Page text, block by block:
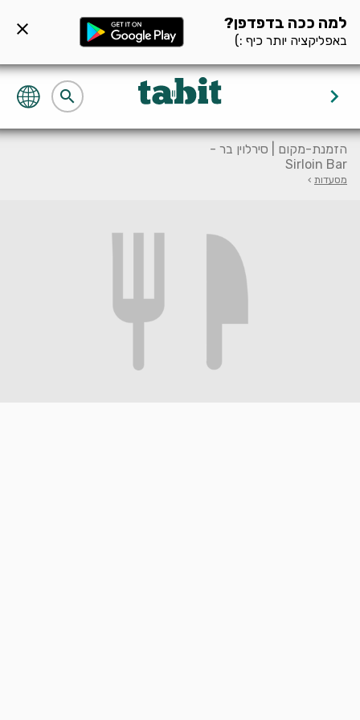
למה ככה בדפדפן?
באפליקציה יותר כיף :)
close
keyboard_arrow_right
search
הזמנת-מקום | סירלוין בר -
Sirloin Bar
מסעדות ›